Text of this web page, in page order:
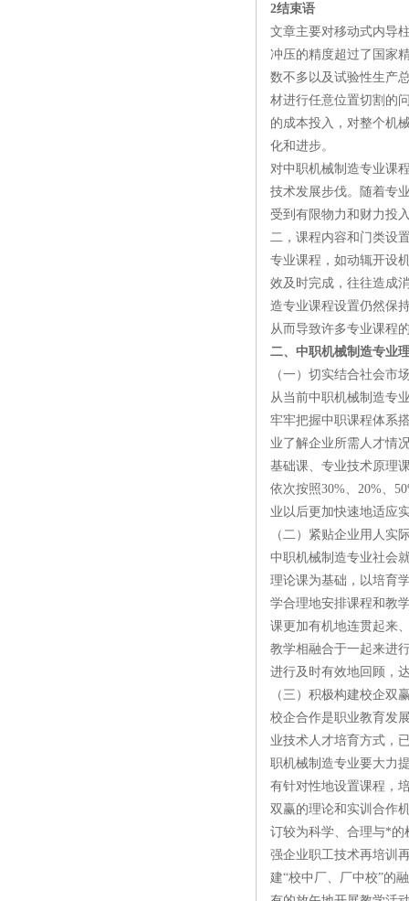
2结束语
文章主要对移动式内导
冲压的精度超过了国家
数不多以及试验性生产
材进行任意位置切割的
的成本投入，对整个机
化和进步。
对中职机械制造专业课
技术发展步伐。随着专
受到有限物力和财力投
二，课程内容和门类设
专业课程，如动辄开设
效及时完成，往往造成
造专业课程设置仍然保
从而导致许多专业课程
二、中职机械制造专业
（一）切实结合社会市
从当前中职机械制造专
牢牢把握中职课程体系
业了解企业所需人才情
基础课、专业技术原理
依次按照30%、20%、
业以后更加快速地适应
（二）紧贴企业用人实
中职机械制造专业社会
理论课为基础，以培育
学合理地安排课程和教
课更加有机地连贯起来
教学相融合于一起来进
进行及时有效地回顾，
（三）积极构建校企双
校企合作是职业教育发
业技术人才培育方式，
职机械制造专业要大力
有针对性地设置课程，
双赢的理论和实训合作
订较为科学、合理与*的
强企业职工技术再培训
建“校中厂、厂中校”的